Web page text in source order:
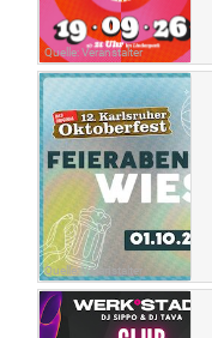
Quelle: Veranstalter
Quelle: Veranstalter